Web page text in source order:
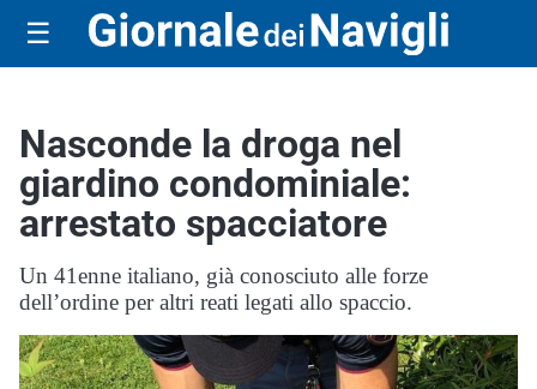
☰
Nasconde la droga nel
giardino condominiale:
arrestato spacciatore
Un 41enne italiano, già conosciuto alle forze
dell’ordine per altri reati legati allo spaccio.